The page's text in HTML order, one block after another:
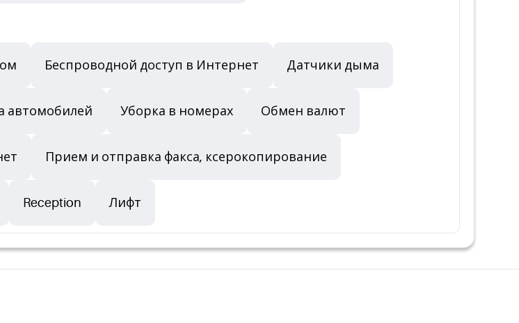
Беспроводной доступ в Интернет Датчики дыма
автомобилей Уборка в номерах Обмен валют
Прием и отправка факса, ксерокопирование
Reception Лифт